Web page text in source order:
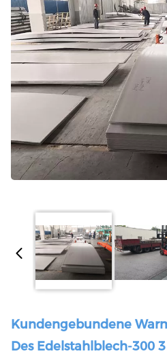
Kundengebundene
Des Edelstahlblech-300